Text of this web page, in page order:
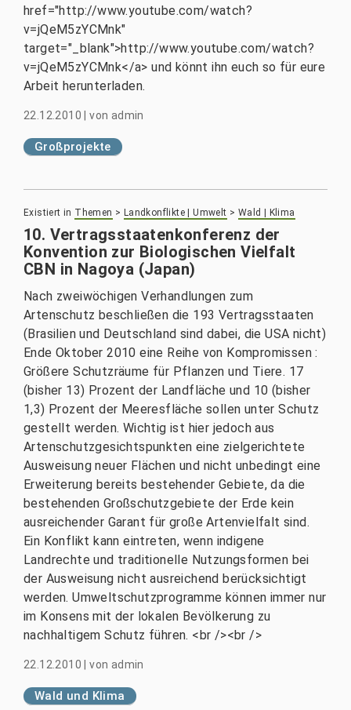
href="http://www.youtube.com/watch?
v=jQeM5zYCMnk"
target="_blank">http://www.youtube.com/watch?
v=jQeM5zYCMnk</a> und könnt ihn euch so für eure
Arbeit herunterladen.
22.12.2010 |von admin
Großprojekte
Existiert in Themen > Landkonflikte | Umwelt > Wald | Klima
10. Vertragsstaatenkonferenz der
Konvention zur Biologischen Vielfalt
CBN in Nagoya (Japan)
Nach zweiwöchigen Verhandlungen zum
Artenschutz beschließen die 193 Vertragsstaaten
(Brasilien und Deutschland sind dabei, die USA nicht)
Ende Oktober 2010 eine Reihe von Kompromissen :
Größere Schutzräume für Pflanzen und Tiere. 17
(bisher 13) Prozent der Landfläche und 10 (bisher
1,3) Prozent der Meeresfläche sollen unter Schutz
gestellt werden. Wichtig ist hier jedoch aus
Artenschutzgesichtspunkten eine zielgerichtete
Ausweisung neuer Flächen und nicht unbedingt eine
Erweiterung bereits bestehender Gebiete, da die
bestehenden Großschutzgebiete der Erde kein
ausreichender Garant für große Artenvielfalt sind.
Ein Konflikt kann eintreten, wenn indigene
Landrechte und traditionelle Nutzungsformen bei
der Ausweisung nicht ausreichend berücksichtigt
werden. Umweltschutzprogramme können immer nur
im Konsens mit der lokalen Bevölkerung zu
nachhaltigem Schutz führen. <br /><br />
22.12.2010 |von admin
Wald und Klima